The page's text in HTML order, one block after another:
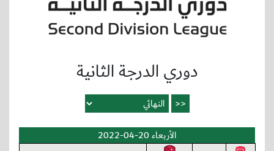
دوري الدرجة الثانية
الأربعاء 20-04-2022